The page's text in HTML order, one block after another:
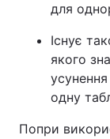
для
Існує
якого
одну
Попри